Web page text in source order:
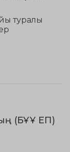
туралы
(БҰҰ ЕП)